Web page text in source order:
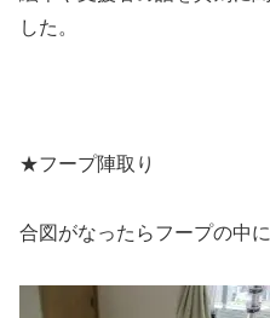
した。
★フープ陣取り
合図がなったらフープの中